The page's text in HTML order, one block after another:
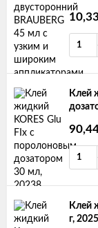
10,33
Клей
Клей
г,